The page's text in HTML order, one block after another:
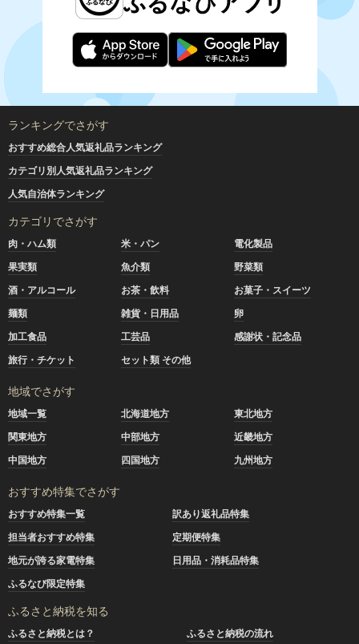
ランキングでさがす
おすすめ総合人気返礼品ランキング
カテゴリ別人気返礼品ランキング
人気自治体ランキング
カテゴリでさがす
肉・ハム類 米・パン
電化製品
果実類
魚介類
野菜類
酒・アルコール
お茶・飲料
お菓子・スイーツ
麺類
雑貨・日用品
卵
加工食品
工芸品
感謝状・記念品
旅行・チケット
セット類 その他
地域でさがす
地域一覧 北海道地方
東北地方
関東地方
中部地方
近畿地方
中国地方
四国地方 九州地方
おすすめ特集でさがす
おすすめ特集一覧
訳あり返礼品特集
担当者おすすめ特集
定期便特集
地元が誇る家電特集
日用品・消耗品特集
ふるなび限定特集
ふるさと納税を知る
ふるさと納税とは？
ふるさと納税の流れ